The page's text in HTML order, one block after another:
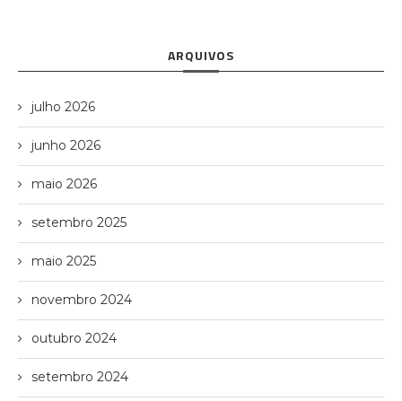
ARQUIVOS
julho 2026
junho 2026
maio 2026
setembro 2025
maio 2025
novembro 2024
outubro 2024
setembro 2024